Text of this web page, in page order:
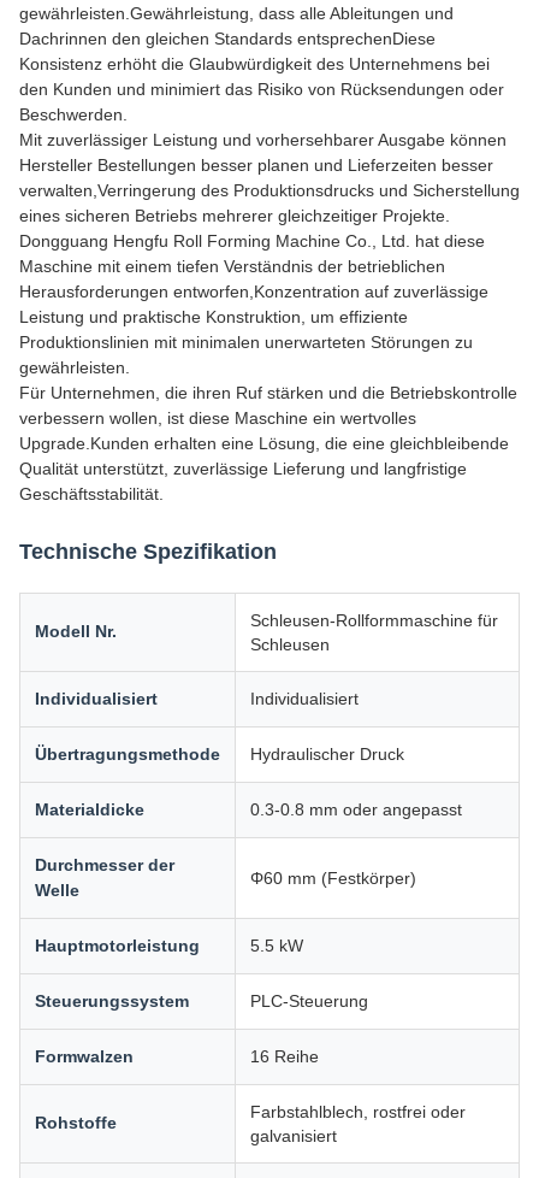
gewährleisten.Gewährleistung, dass alle Ableitungen und
Dachrinnen den gleichen Standards entsprechenDiese
Konsistenz erhöht die Glaubwürdigkeit des Unternehmens bei
den Kunden und minimiert das Risiko von Rücksendungen oder
Beschwerden.
Mit zuverlässiger Leistung und vorhersehbarer Ausgabe können
Hersteller Bestellungen besser planen und Lieferzeiten besser
verwalten,Verringerung des Produktionsdrucks und Sicherstellung
eines sicheren Betriebs mehrerer gleichzeitiger Projekte.
Dongguang Hengfu Roll Forming Machine Co., Ltd. hat diese
Maschine mit einem tiefen Verständnis der betrieblichen
Herausforderungen entworfen,Konzentration auf zuverlässige
Leistung und praktische Konstruktion, um effiziente
Produktionslinien mit minimalen unerwarteten Störungen zu
gewährleisten.
Für Unternehmen, die ihren Ruf stärken und die Betriebskontrolle
verbessern wollen, ist diese Maschine ein wertvolles
Upgrade.Kunden erhalten eine Lösung, die eine gleichbleibende
Qualität unterstützt, zuverlässige Lieferung und langfristige
Geschäftsstabilität.
Technische Spezifikation
Modell Nr.
Schleusen-Rollformmaschine für
Schleusen
Individualisiert Individualisiert
Übertragungsmethode Hydraulischer Druck
Materialdicke 0.3-0.8 mm oder angepasst
Durchmesser der
Welle
Φ60 mm (Festkörper)
Hauptmotorleistung 5.5 kW
Steuerungssystem PLC-Steuerung
Formwalzen 16 Reihe
Rohstoffe
Farbstahlblech, rostfrei oder
galvanisiert